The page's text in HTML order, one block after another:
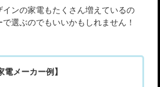
ンの家電もたくさん増えているの
選ぶのでもいいかもしれません！
電メーカー例】